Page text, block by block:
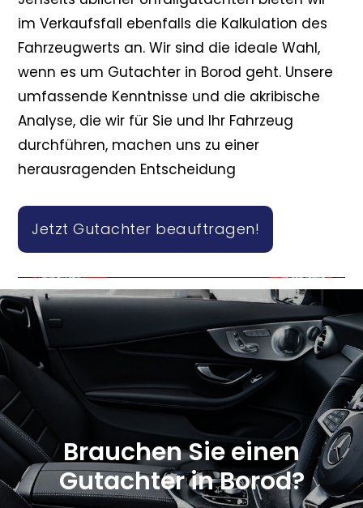
im Verkaufsfall ebenfalls die Kalkulation des
Fahrzeugwerts an. Wir sind die ideale Wahl,
wenn es um Gutachter in Borod geht. Unsere
umfassende Kenntnisse und die akribische
Analyse, die wir für Sie und Ihr Fahrzeug
durchführen, machen uns zu einer
herausragenden Entscheidung
Jetzt Gutachter beauftragen!
Brauchen Sie einen
Gutachter in Borod?